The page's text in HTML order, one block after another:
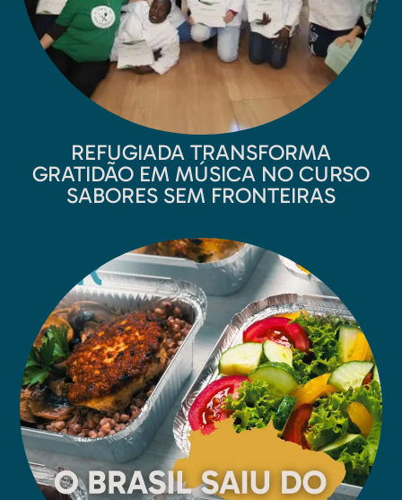
REFUGIADA TRANSFORMA
GRATIDÃO EM MÚSICA NO CURSO
SABORES SEM FRONTEIRAS